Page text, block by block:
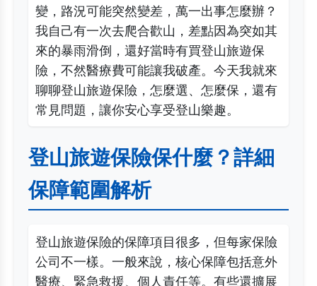
變，路況可能突然變差，萬一出事怎麼辦？
我自己有一次去爬合歡山，差點因為突如其
來的暴雨滑倒，還好當時有買登山旅遊保
險，不然醫療費可能讓我破產。今天我就來
聊聊登山旅遊保險，怎麼選、怎麼保，還有
常見問題，讓你安心享受登山樂趣。
登山旅遊保險保什麼？詳細
保障範圍解析
登山旅遊保險的保障項目很多，但每家保險
公司不一樣。一般來說，核心保障包括意外
醫療、緊急救援、個人責任等。有些還擴展